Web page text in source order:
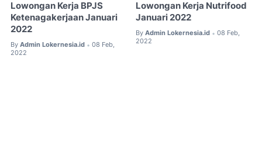
Lowongan Kerja BPJS
Ketenagakerjaan Januari
2022
By Admin Lokernesia.id • 08 Feb,
2022
Lowongan Kerja Nutrifood
Januari 2022
By Admin Lokernesia.id • 08 Feb,
2022